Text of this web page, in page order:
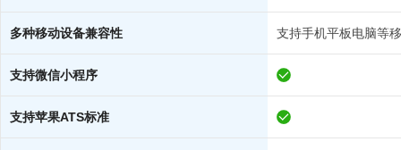
多种移动设备兼容性 支持手机平板电脑等
支持微信小程序
支持苹果ATS标准